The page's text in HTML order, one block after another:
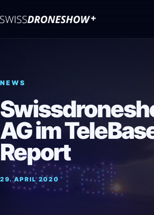
Projekte
Technologie
Team
News
NEWS
AG im
Report
29. APRIL 2020